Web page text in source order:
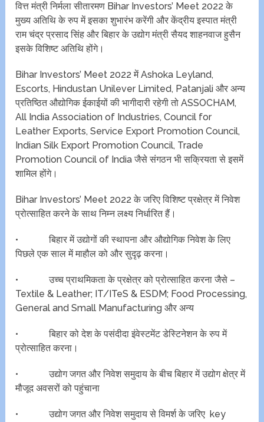
वित्त मंत्री निर्मला सीतारमण Bihar Investors’ Meet 2022 के
मुख्य अतिथि के रुप में इसका शुभारंभ करेंगी और केंद्रीय इस्पात मंत्री
राम चंद्र प्रसाद सिंह और बिहार के उद्योग मंत्री सैयद शाहनवाज हुसैन
इसके विशिष्ट अतिथि होंगे।
Bihar Investors’ Meet 2022 में Ashoka Leyland,
Escorts, Hindustan Unilever Limited, Patanjali और अन्य
प्रतिष्ठित औद्योगिक ईकाईयों की भागीदारी रहेगी तो ASSOCHAM,
All India Association of Industries, Council for
Leather Exports, Service Export Promotion Council,
Indian Silk Export Promotion Council, Trade
Promotion Council of India जैसे संगठन भी सक्रियता से इसमें
शामिल होंगे।
Bihar Investors’ Meet 2022 के जरिए विशिष्ट प्रक्षेत्र में निवेश
प्रोत्साहित करने के साथ निम्न लक्ष्य निर्धारित हैं।
• बिहार में उद्योगों की स्थापना और औद्योगिक निवेश के लिए
पिछले एक साल में माहौल को और सुदृढ़ करना।
• उच्च प्राथमिकता के प्रक्षेत्र को प्रोत्साहित करना जैसे –
Textile & Leather; IT/ITeS & ESDM; Food Processing,
General and Small Manufacturing और अन्य
• बिहार को देश के पसंदीदा इंवेस्टमेंट डेस्टिनेशन के रुप में
प्रोत्साहित करना।
• उद्योग जगत और निवेश समुदाय के बीच बिहार में उद्योग क्षेत्र में
मौजूद अवसरों को पहुंचाना
• उद्योग जगत और निवेश समुदाय से विमर्श के जरिए key